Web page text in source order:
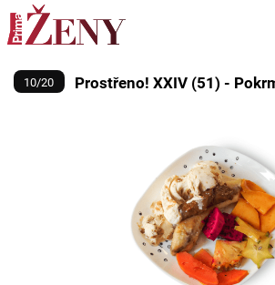
Trendy: Polabí Inspekce
Prostřeno! XXIV (51)
10/20 Prostřeno! XXIV (51) -